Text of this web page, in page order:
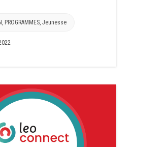
PROGRAMMES, Jeunesse